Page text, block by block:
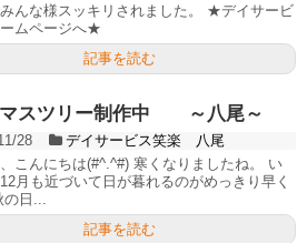
んな様スッキリされました。 ★デイサービ
ームページへ★
記事を読む
マスツリー制作中 ～八尾～
28
デイサービス笑楽 八尾
こんにちは(#^.^#) 寒くなりましたね。 い
月も近づいて日が暮れるのがめっきり早く
の日...
記事を読む